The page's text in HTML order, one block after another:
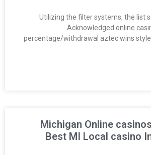
Utilizing the filter systems, the list
Acknowledged online
percentage/withdrawal aztec wins
Michigan Online
Best MI Local casino